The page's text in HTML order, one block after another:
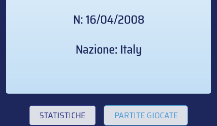
N: 16/04/2008
Nazione: Italy
STATISTICHE PARTITE GIOCATE